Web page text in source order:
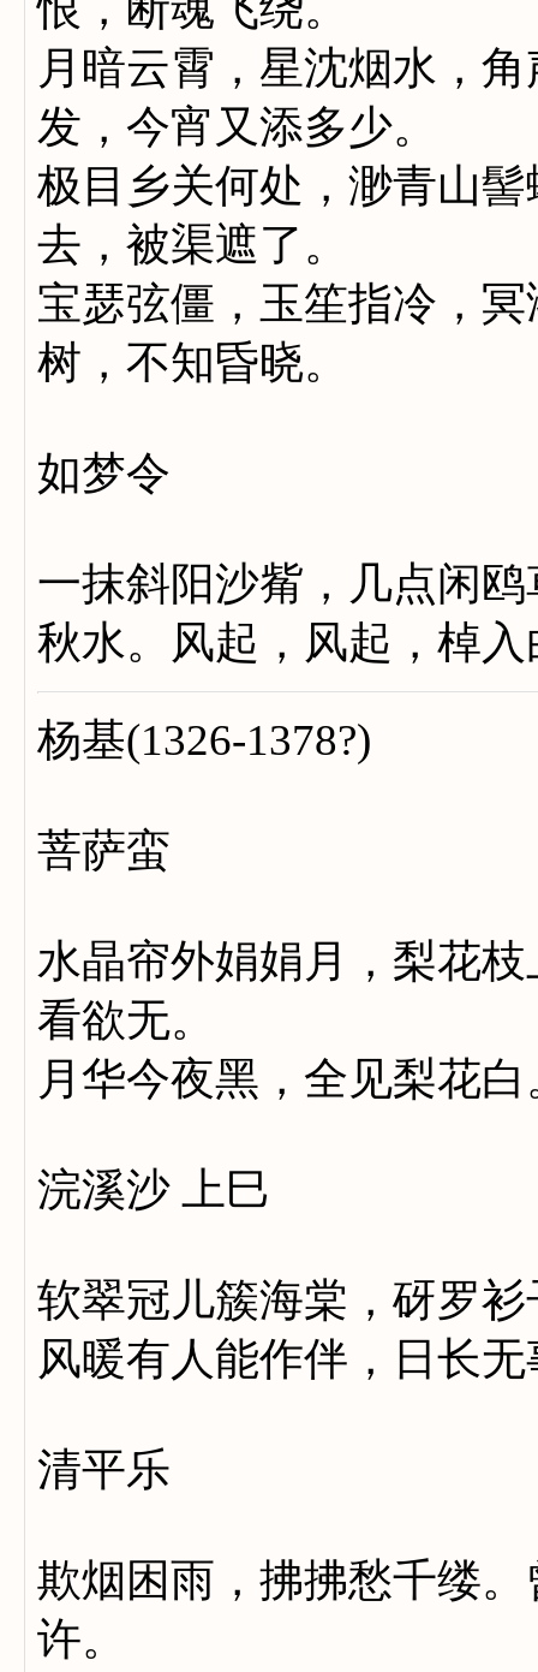
月暗云霄，星沈烟水，
发，今宵又添多少。
极目乡关何处，渺青山
去，被渠遮了。
宝瑟弦僵，玉笙指冷，
树，不知昏晓。
如梦令
一抹斜阳沙觜，几点闲
秋水。风起，风起，棹
杨基(1326-1378?)
菩萨蛮
水晶帘外娟娟月，梨花
看欲无。
月华今夜黑，全见梨花
浣溪沙 上巳
软翠冠儿簇海棠，砑罗
风暖有人能作伴，日长
清平乐
欺烟困雨，拂拂愁千缕
许。